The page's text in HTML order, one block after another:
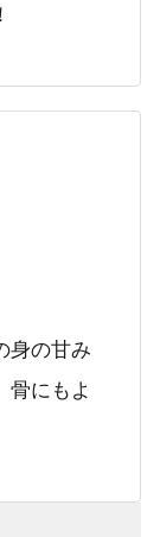
身の甘み
骨にもよ